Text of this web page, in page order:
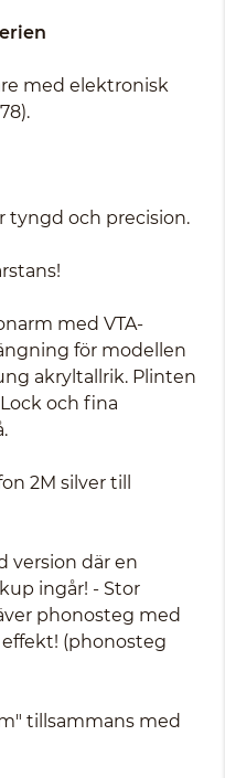
med elektronisk
tyngd och precision.
med VTA-
för modellen
akryltallrik. Plinten
och fina
2M silver till
version där en
ingår! - Stor
phonosteg med
(phonosteg
tillsammans med